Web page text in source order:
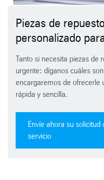
Piezas de
personalizado
Tanto si necesita piezas de
urgente: díganos cuáles
encargaremos de ofrecerle
rápida y sencilla.
Envíe ahora su
servicio